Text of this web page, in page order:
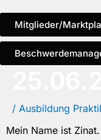
Mitglieder/
/ Ausbildung
Mein Name ist